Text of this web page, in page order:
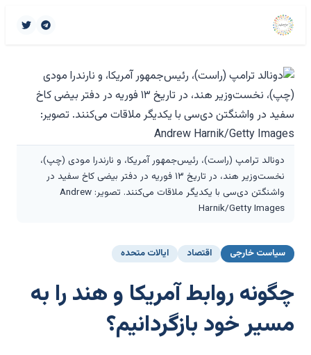
دونالد ترامپ (راست)، رئیس‌جمهور آمریکا، و نارندرا مودی (چپ)،
نخست‌وزیر هند، در تاریخ ۱۳ فوریه در دفتر بیضی کاخ سفید در
واشنگتن دی‌سی با یکدیگر ملاقات می‌کنند. تصویر: Andrew
Harnik/Getty Images
سیاست خارجی اقتصاد ایالات متحده
چگونه روابط آمریکا و هند را به
مسیر خود بازگردانیم؟